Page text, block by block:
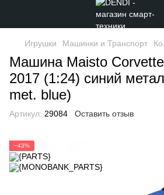
Игрушки Машинки и Транспорт
Машина Maisto
2017 (1:24) синий
met. blue)
Артикул: 29084 Оставить отзыв
−43%